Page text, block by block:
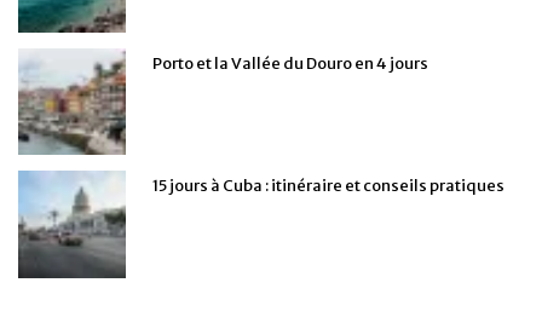
Porto et la Vallée du Douro en 4 jours
15 jours à Cuba : itinéraire et conseils pratiques